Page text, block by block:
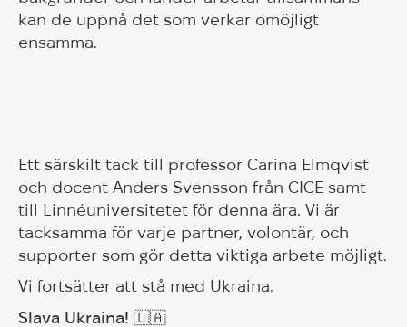
kan de uppnå det som verkar omöjligt
ensamma.
Ett särskilt tack till professor Carina Elmqvist
och docent Anders Svensson från CICE samt
till Linnéuniversitetet för denna ära. Vi är
tacksamma för varje partner, volontär, och
supporter som gör detta viktiga arbete möjligt.
Vi fortsätter att stå med Ukraina.
Slava Ukraina! 🇺🇦